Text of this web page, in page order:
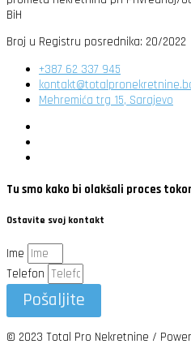
BiH
Broj u Registru posrednika: 20/2022
+387 62 337 945
Mehremića trg 15, Sarajevo
Tu smo kako bi olakšali proces
Ostavite svoj kontakt
Ime
Telefon
Pošaljite
© 2023 Total Pro Nekretnine /